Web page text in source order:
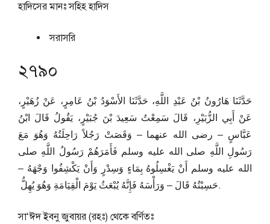
হাদিসের মানঃসহিহ হাদিস
সরাসরি
২৭৯০
حَدَّثَنَا هَارُونُ بْنُ عَبْدِ اللَّهِ، حَدَّثَنَا الأَسْوَدُ بْنُ عَامِرٍ، عَنْ زُهَيْرٍ،
عَنْ أَبِي الزُّبَيْرِ، قَالَ سَمِعْتُ سَعِيدَ بْنَ جُبَيْرٍ، يَقُولُ قَالَ ابْنُ
عَبَّاسٍ – رضى الله عنهما – وَقَصَتْ رَجُلاً رَاحِلَتُهُ وَهُوَ مَعَ
رَسُولِ اللَّهِ صلى الله عليه وسلم فَأَمَرَهُمْ رَسُولُ اللَّهِ صلى
الله عليه وسلم أَنْ يَغْسِلُوهُ بِمَاءٍ وَسِدْرٍ وَأَنْ يَكْشِفُوا وَجْهَهُ –
حَسِبْتُهُ قَالَ – وَرَأْسَهُ فَإِنَّهُ يُبْعَثُ يَوْمَ الْقِيَامَةِ وَهُوَ يُهِلُّ ‏.
সা‘ঈদ ইবনু জুবায়র (রহঃ) থেকে বর্ণিতঃ